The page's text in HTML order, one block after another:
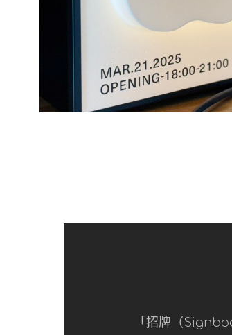
「招牌（